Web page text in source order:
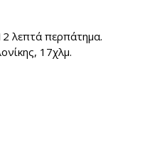
λεπτά περπάτημα.
17χλμ.